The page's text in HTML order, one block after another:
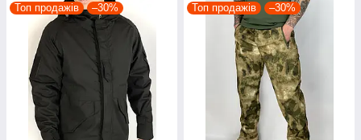
Топ продажів –30% Топ продажів –30%